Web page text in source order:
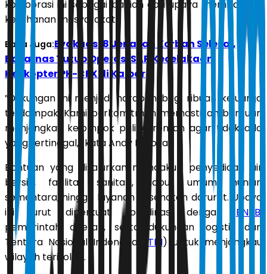
kolaborasi ini sebagai bagian dari upaya membangun
ketahanan masyarakat.
Baca Juga:Evakuasi 8 Jenazah Korban Selesai,
Basarnas Tutup Operasi SAR Kecelakaan
Helikopter PK-CFX di Kalbar
”Dukungan ini menjadi harapan bagi ribuan keluarga
terdampak. Kami berkomitmen memastikan bantuan
menjangkau kelompok paling rentan agar tidak ada
yang tertinggal,” kata Andy F. Noya.
Bantuan yang disalurkan mencakup penyediaan air
bersih, fasilitas sanitasi, dapur umum, hunian
sementara, hingga layanan kesehatan darurat. Upaya
ini turut diperkuat koordinasi dengan BNPB
pemerintah daerah, serta dukungan logistik dari
Tentara Nasional Indonesia ( TNI) untuk menjangkau
wilayah terisolasi.